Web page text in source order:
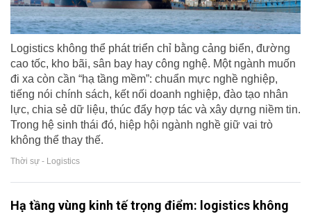
Logistics không thể phát triển chỉ bằng cảng biển, đường
cao tốc, kho bãi, sân bay hay công nghệ. Một ngành muốn
đi xa còn cần “hạ tầng mềm”: chuẩn mực nghề nghiệp,
tiếng nói chính sách, kết nối doanh nghiệp, đào tạo nhân
lực, chia sẻ dữ liệu, thúc đẩy hợp tác và xây dựng niềm tin.
Trong hệ sinh thái đó, hiệp hội ngành nghề giữ vai trò
không thể thay thế.
Thời sự - Logistics
Hạ tầng vùng kinh tế trọng điểm: logistics không